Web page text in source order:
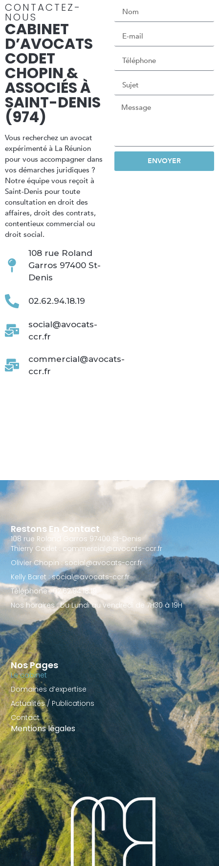
CONTACTEZ-
NOUS
CABINET
D’AVOCATS
CODET
CHOPIN &
ASSOCIÉS À
SAINT-DENIS
(974)
Vous recherchez un avocat
expérimenté à La Réunion
pour vous accompagner dans
vos démarches juridiques ?
Notre équipe vous reçoit à
Saint-Denis pour toute
consultation en droit des
affaires, droit des contrats,
contentieux commercial ou
droit social.
108 rue Roland
Garros 97400 St-
Denis
02.62.94.18.19
social@avocats-
ccr.fr
commercial@avocats-
ccr.fr
ENVOYER
Nos Pages
Le cabinet
Domaines d’expertise
Actualités / Publications
Contact
Mentions légales
Restons En Contact
108 rue Roland Garros 97400 St-Denis
Thierry Codet : commercial@avocats-ccr.fr
Olivier Chopin : social@avocats-ccr.fr
Kelly Baret : social@avocats-ccr.fr
Téléphone : 02.62.94.18.19
Nos horaires : Du Lundi au vendredi de 7H30 à 19H